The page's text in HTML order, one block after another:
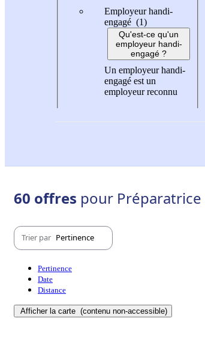
Employeur handi-
engagé (1)
Qu'est-ce qu'un
employeur handi-
engagé ?
Un employeur handi-
engagé est un
employeur reconnu
60 offres pour Préparatrice
Trier par Pertinence
Pertinence
Date
Distance
Afficher la carte (contenu non-accessible)